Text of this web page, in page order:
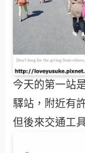
今天的第一站
驛站，附近有
但後來交通工